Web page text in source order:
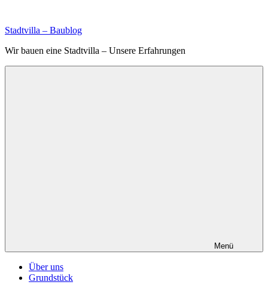
springen
Stadtvilla – Baublog
Wir bauen eine Stadtvilla – Unsere Erfahrungen
Menü
Über uns
Grundstück